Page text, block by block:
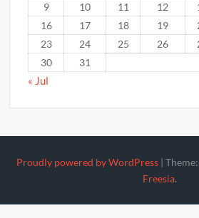
9
10 11 12
16
17 18 19
23
24 25 26
30
31
« Jul
Proudly powered by WordPress |
Freesia.